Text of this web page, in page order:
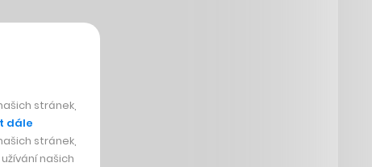
stránek,
dále
stránek,
našich